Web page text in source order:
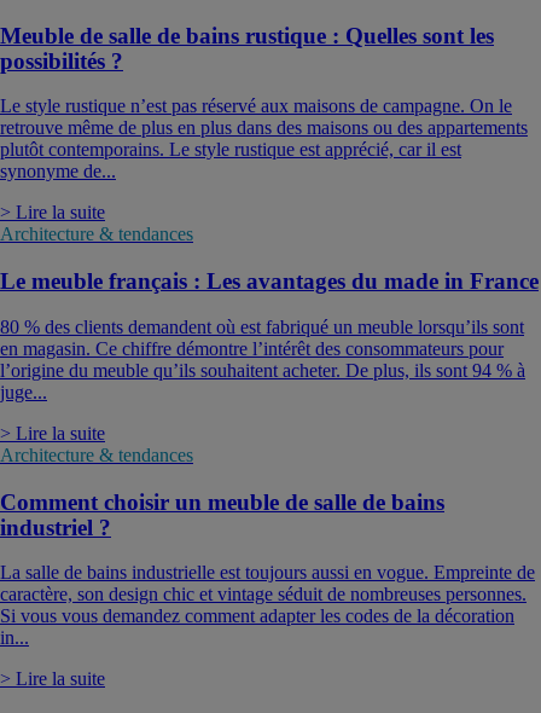
Meuble de salle de bains rustique : Quelles sont les
possibilités ?
Le style rustique n’est pas réservé aux maisons de campagne. On le
retrouve même de plus en plus dans des maisons ou des appartements
plutôt contemporains. Le style rustique est apprécié, car il est
synonyme de...
> Lire la suite
Architecture & tendances
Le meuble français : Les avantages du made in France
80 % des clients demandent où est fabriqué un meuble lorsqu’ils sont
en magasin. Ce chiffre démontre l’intérêt des consommateurs pour
l’origine du meuble qu’ils souhaitent acheter. De plus, ils sont 94 % à
juge...
> Lire la suite
Architecture & tendances
Comment choisir un meuble de salle de bains
industriel ?
La salle de bains industrielle est toujours aussi en vogue. Empreinte de
caractère, son design chic et vintage séduit de nombreuses personnes.
Si vous vous demandez comment adapter les codes de la décoration
in...
> Lire la suite